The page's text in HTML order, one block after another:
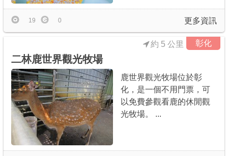
更多資訊
19 0
彰化
約 5 公里
二林鹿世界觀光牧場
鹿世界觀光牧場位於彰
化，是一個不用門票，可
以免費參觀看鹿的休閒觀
光牧場。 ...